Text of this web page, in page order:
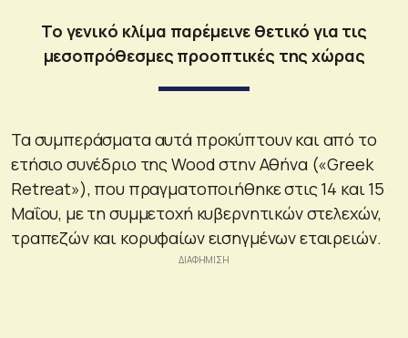
Το γενικό κλίμα παρέμεινε θετικό για τις
μεσοπρόθεσμες προοπτικές της χώρας
Τα συμπεράσματα αυτά προκύπτουν και από το
ετήσιο συνέδριο της Wood στην Αθήνα («Greek
Retreat»), που πραγματοποιήθηκε στις 14 και 15
Μαΐου, με τη συμμετοχή κυβερνητικών στελεχών,
τραπεζών και κορυφαίων εισηγμένων εταιρειών.